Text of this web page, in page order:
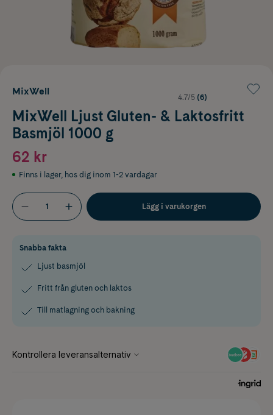
MixWell
4.7/5 (6)
MixWell Ljust Gluten- & Laktosfritt
Basmjöl 1000 g
62 kr
Finns i lager, hos dig inom 1-2 vardagar
Lägg i varukorgen
Snabba fakta
Ljust basmjöl
Fritt från gluten och laktos
Till matlagning och bakning